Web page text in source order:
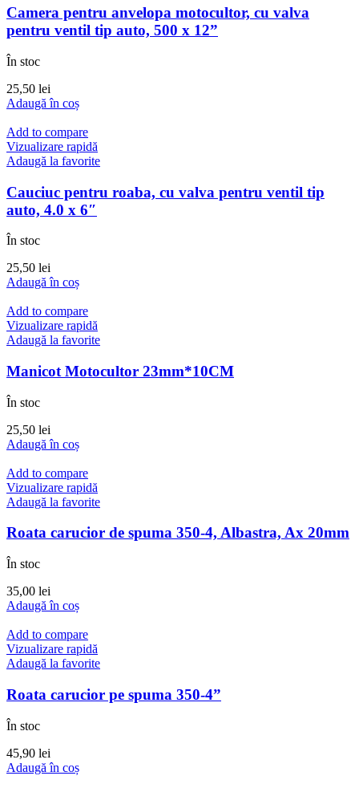
Camera pentru anvelopa motocultor, cu valva
pentru ventil tip auto, 500 x 12”
În stoc
25,50 lei
Adaugă în coș
Add to compare
Vizualizare rapidă
Adaugă la favorite
Cauciuc pentru roaba, cu valva pentru ventil tip
auto, 4.0 x 6″
În stoc
25,50 lei
Adaugă în coș
Add to compare
Vizualizare rapidă
Adaugă la favorite
Manicot Motocultor 23mm*10CM
În stoc
25,50 lei
Adaugă în coș
Add to compare
Vizualizare rapidă
Adaugă la favorite
Roata carucior de spuma 350-4, Albastra, Ax 20mm
În stoc
35,00 lei
Adaugă în coș
Add to compare
Vizualizare rapidă
Adaugă la favorite
Roata carucior pe spuma 350-4”
În stoc
45,90 lei
Adaugă în coș